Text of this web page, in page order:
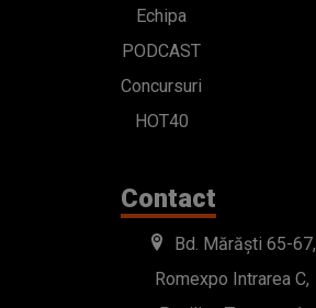
Echipa
PODCAST
Concursuri
HOT40
Contact
Bd. Mărăști 65-67,
Romexpo Intrarea C,